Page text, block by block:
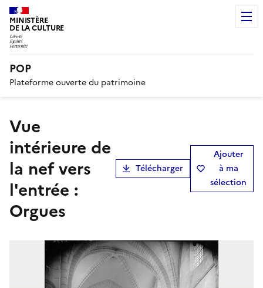
MINISTÈRE
DE LA CULTURE
POP
Plateforme ouverte du patrimoine
Vue
intérieure de
la nef vers
l'entrée :
Orgues
Télécharger
Ajouter
à ma
sélection